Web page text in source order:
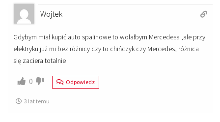
Wojtek
Gdybym miał kupić auto spalinowe to wolałbym Mercedesa ,ale przy
elektryku już mi bez różnicy czy to chińczyk czy Mercedes, różnica
się zaciera totalnie
0 Odpowiedz
3 lat temu